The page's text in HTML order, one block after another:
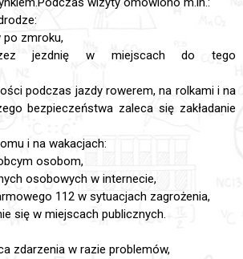
po zmroku,
jezdnię w miejscach do tego
podczas jazdy rowerem, na rolkami i na
bezpieczeństwa zaleca się zakładanie
i na wakacjach:
osobom,
osobowych w internecie,
112 w sytuacjach zagrożenia,
się w miejscach publicznych.
zdarzenia w razie problemów,